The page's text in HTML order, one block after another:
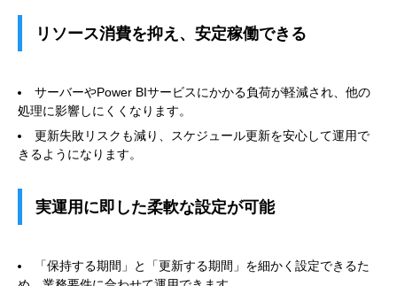
リソース消費を抑え、安定稼働できる
サーバーやPower BIサービスにかかる負荷が軽減され、他の
処理に影響しにくくなります。
更新失敗リスクも減り、スケジュール更新を安心して運用で
きるようになります。
実運用に即した柔軟な設定が可能
「保持する期間」と「更新する期間」を細かく設定できるた